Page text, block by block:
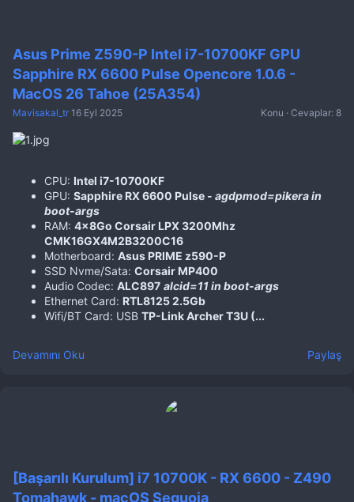
Asus Prime Z590-P Intel i7-10700KF GPU
Sapphire RX 6600 Pulse Opencore 1.0.6 -
MacOS 26 Tahoe (25A354)
Mavisakal_tr 16 Eyl 2025 Konu Cevaplar: 8
CPU: Intel i7-10700KF
GPU: Sapphire RX 6600 Pulse - agdpmod=pikera in
boot-args
RAM: 4x8Go Corsair LPX 3200Mhz
CMK16GX4M2B3200C16
Motherboard: Asus PRIME z590-P
SSD Nvme/Sata: Corsair MP400
Audio Codec: ALC897 alcid=11 in boot-args
Ethernet Card: RTL8125 2.5Gb
Wifi/BT Card: USB TP-Link Archer T3U (...
Paylaş
Devamını Oku
[Başarılı Kurulum] i7 10700K - RX 6600 - Z490
Tomahawk - macOS Sequoia